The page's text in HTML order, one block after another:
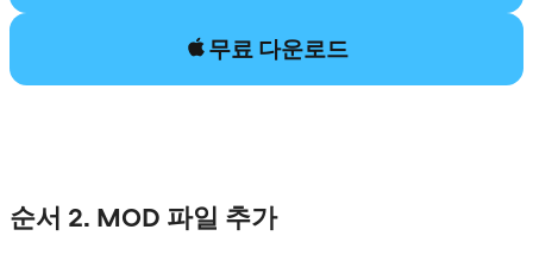
무료 다운로드
순서 2. MOD 파일 추가